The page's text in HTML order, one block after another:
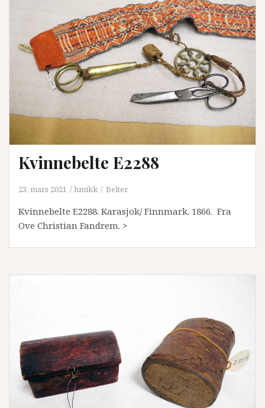
Kvinnebelte E2288
23. mars 2021 hmikk Belter
Kvinnebelte E2288. Karasjok/ Finnmark. 1866. Fra
Ove Christian Fandrem. >